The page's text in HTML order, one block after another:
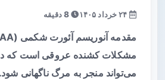
8 دقیقه
مشکلات کشنده عروقی است که
می‌تواند منجر به مرگ ناگهانی